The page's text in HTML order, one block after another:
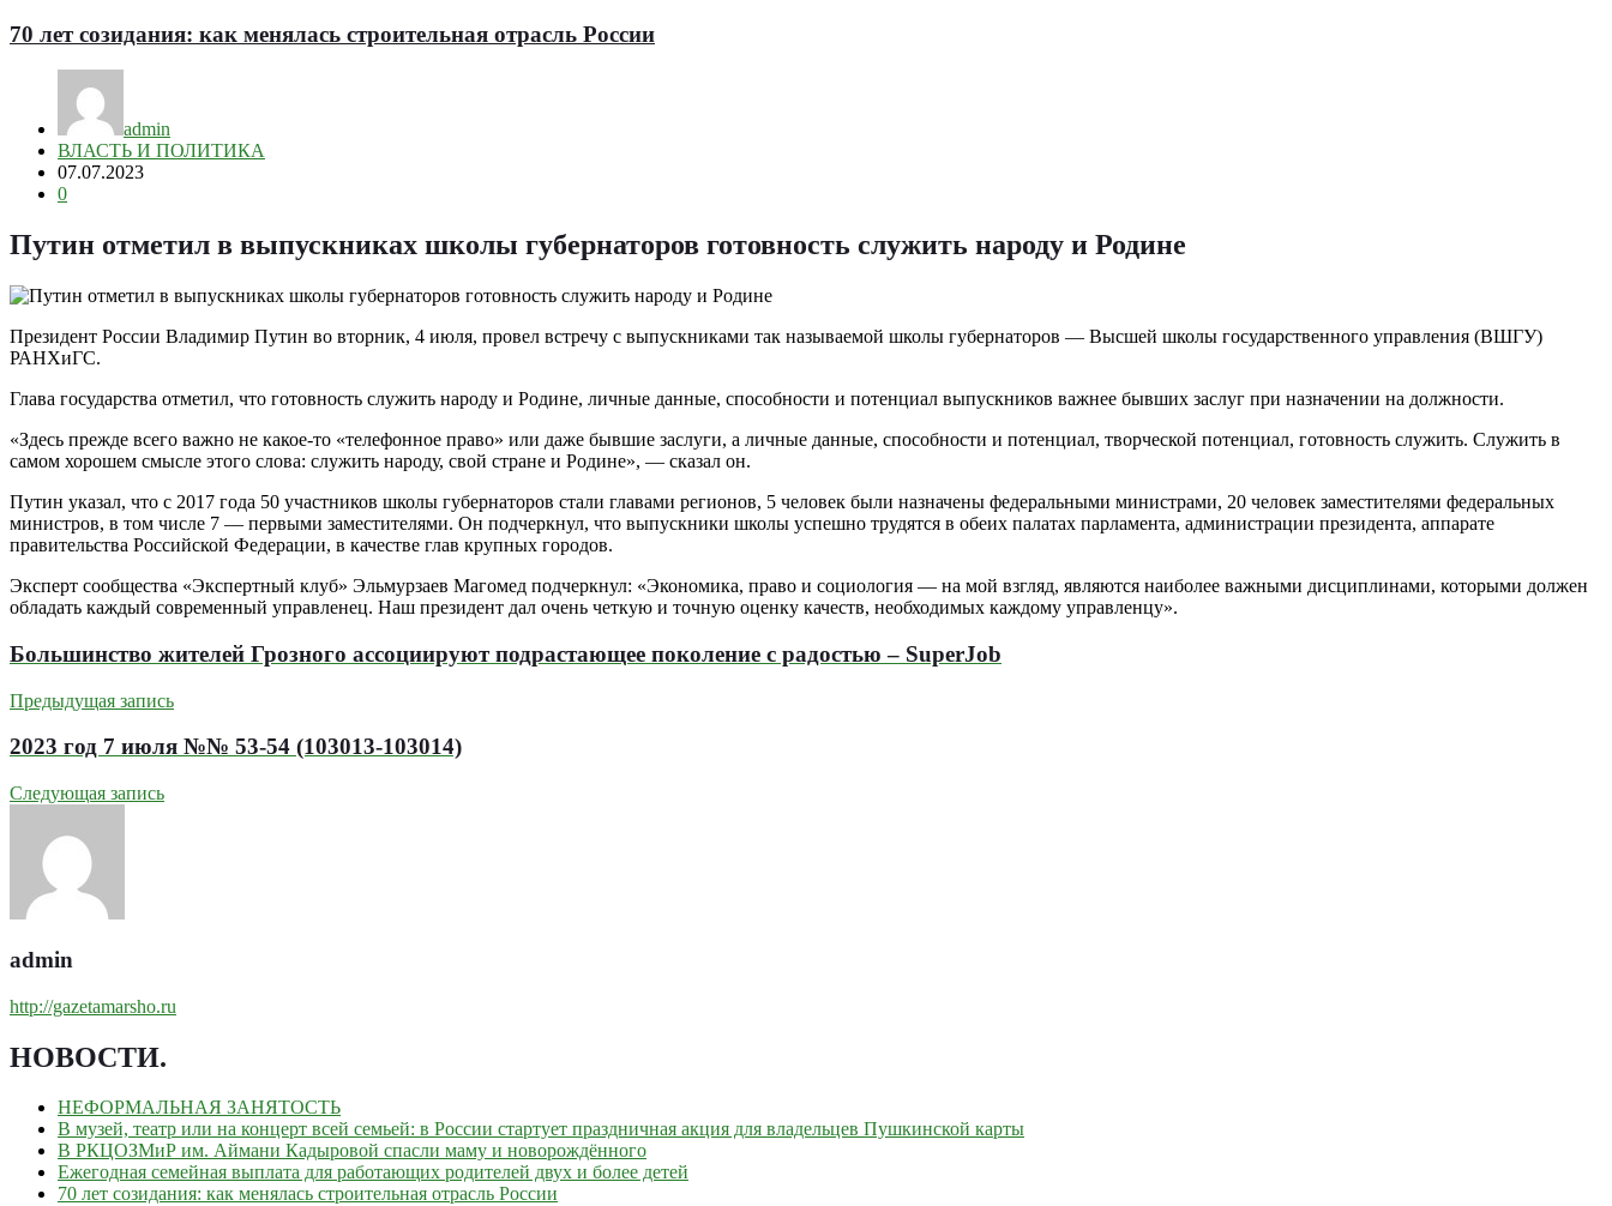
70 лет созидания: как менялась строительная отрасль России
admin
ВЛАСТЬ И ПОЛИТИКА
07.07.2023
0
Путин отметил в выпускниках школы губернаторов готовность служить народу и Родине
Президент России Владимир Путин во вторник, 4 июля, провел встречу с выпускниками так называемой школы губернаторов — Высшей школы государственного управления (ВШГУ)
РАНХиГС.
Глава государства отметил, что готовность служить народу и Родине, личные данные, способности и потенциал выпускников важнее бывших заслуг при назначении на должности.
«Здесь прежде всего важно не какое-то «телефонное право» или даже бывшие заслуги, а личные данные, способности и потенциал, творческой потенциал, готовность служить. Служить в
самом хорошем смысле этого слова: служить народу, свой стране и Родине», — сказал он.
Путин указал, что с 2017 года 50 участников школы губернаторов стали главами регионов, 5 человек были назначены федеральными министрами, 20 человек заместителями федеральных
министров, в том числе 7 — первыми заместителями. Он подчеркнул, что выпускники школы успешно трудятся в обеих палатах парламента, администрации президента, аппарате
правительства Российской Федерации, в качестве глав крупных городов.
Эксперт сообщества «Экспертный клуб» Эльмурзаев Магомед подчеркнул: «Экономика, право и социология — на мой взгляд, являются наиболее важными дисциплинами, которыми должен
обладать каждый современный управленец. Наш президент дал очень четкую и точную оценку качеств, необходимых каждому управленцу».
Большинство жителей Грозного ассоциируют подрастающее поколение с радостью – SuperJob
Предыдущая запись
2023 год 7 июля №№ 53-54 (103013-103014)
Следующая запись
admin
http://gazetamarsho.ru
НОВОСТИ.
НЕФОРМАЛЬНАЯ ЗАНЯТОСТЬ
В музей, театр или на концерт всей семьей: в России стартует праздничная акция для владельцев Пушкинской карты
В РКЦОЗМиР им. Аймани Кадыровой спасли маму и новорождённого
Ежегодная семейная выплата для работающих родителей двух и более детей
70 лет созидания: как менялась строительная отрасль России